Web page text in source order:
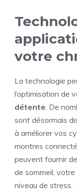
votre
La technologie
l’optimisation de
détente. De
sont désormais
à améliorer vos
montres
peuvent fournir
de sommeil,
niveau de stress.